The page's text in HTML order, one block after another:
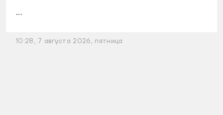
...
10:28, 7 августа 2026, пятница